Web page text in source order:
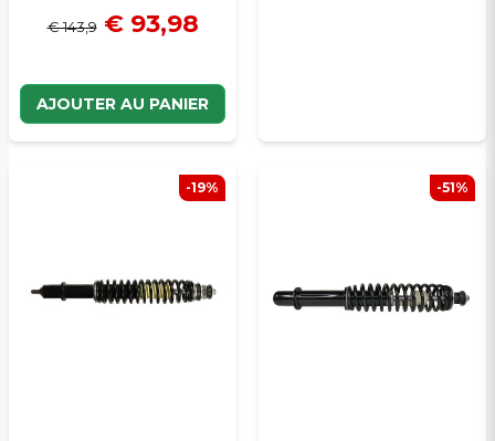
€ 143,9 € 93,98
AJOUTER AU PANIER
-19% -51%